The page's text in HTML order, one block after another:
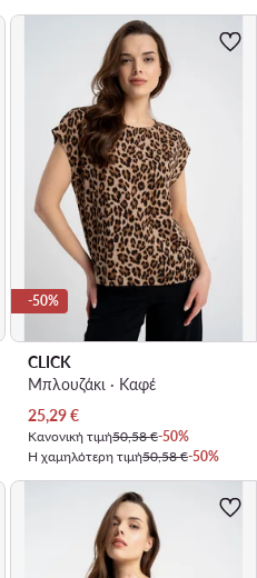
-50%
CLICK
Μπλουζάκι · Καφέ
Τρέχουσα τιμή
25,29€
Κανονική τιμή50,58 €-50%
Η χαμηλότερη τιμή50,58 €-50%